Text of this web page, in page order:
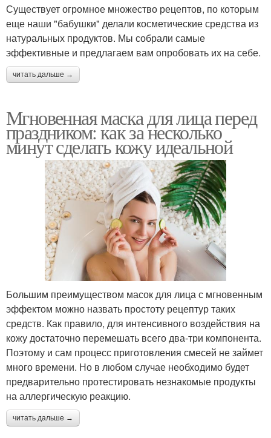
Существует огромное множество рецептов, по которым
еще наши "бабушки" делали косметические средства из
натуральных продуктов. Мы собрали самые
эффективные и предлагаем вам опробовать их на себе.
читать дальше →
Мгновенная маска для лица перед
праздником: как за несколько
минут сделать кожу идеальной
Большим преимуществом масок для лица с мгновенным
эффектом можно назвать простоту рецептур таких
средств. Как правило, для интенсивного воздействия на
кожу достаточно перемешать всего два-три компонента.
Поэтому и сам процесс приготовления смесей не займет
много времени. Но в любом случае необходимо будет
предварительно протестировать незнакомые продукты
на аллергическую реакцию.
читать дальше →